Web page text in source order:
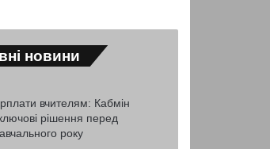
новини
вчителям: Кабмін
рішення перед
року